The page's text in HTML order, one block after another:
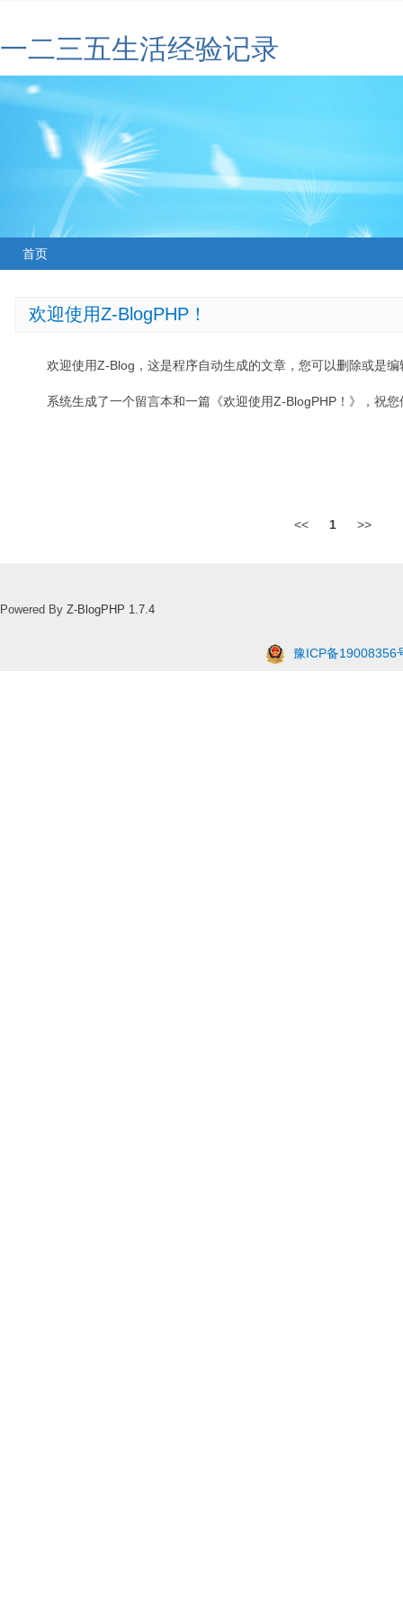
一二三五生活经验记录
首页
欢迎使用Z-BlogPHP！
欢迎使用Z-Blog，这是程序自动生成的文章，您可以删除或是编
系统生成了一个留言本和一篇《欢迎使用Z-BlogPHP！》，祝
<< 1 >>
Powered By Z-BlogPHP 1.7.4
豫ICP备19008356